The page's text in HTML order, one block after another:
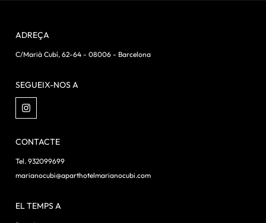
ADREÇA
C/Marià Cubí, 62-64 - 08006 - Barcelona
SEGUEIX-NOS A
CONTACTE
Tel. 932099699
marianocubi@aparthotelmarianocubi.com
EL TEMPS A